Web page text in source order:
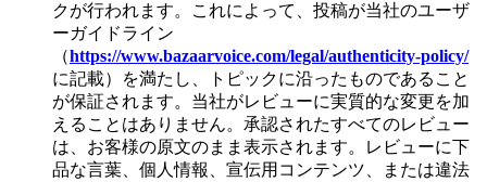
クが行われます。これによって、投稿が当社のユーザ
ーガイドライン
（https://www.bazaarvoice.com/legal/authenticity-policy/
に記載）を満たし、トピックに沿ったものであること
が保証されます。当社がレビューに実質的な変更を加
えることはありません。承認されたすべてのレビュー
は、お客様の原文のまま表示されます。レビューに下
品な言葉、個人情報、宣伝用コンテンツ、または違法